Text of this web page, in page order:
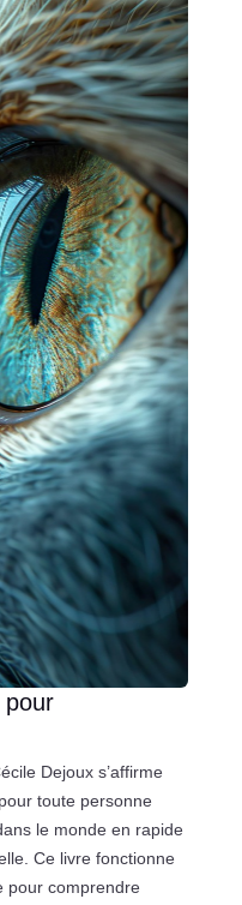
pour
Dejoux s’affirme
toute personne
le monde en rapide
Ce livre fonctionne
pour comprendre